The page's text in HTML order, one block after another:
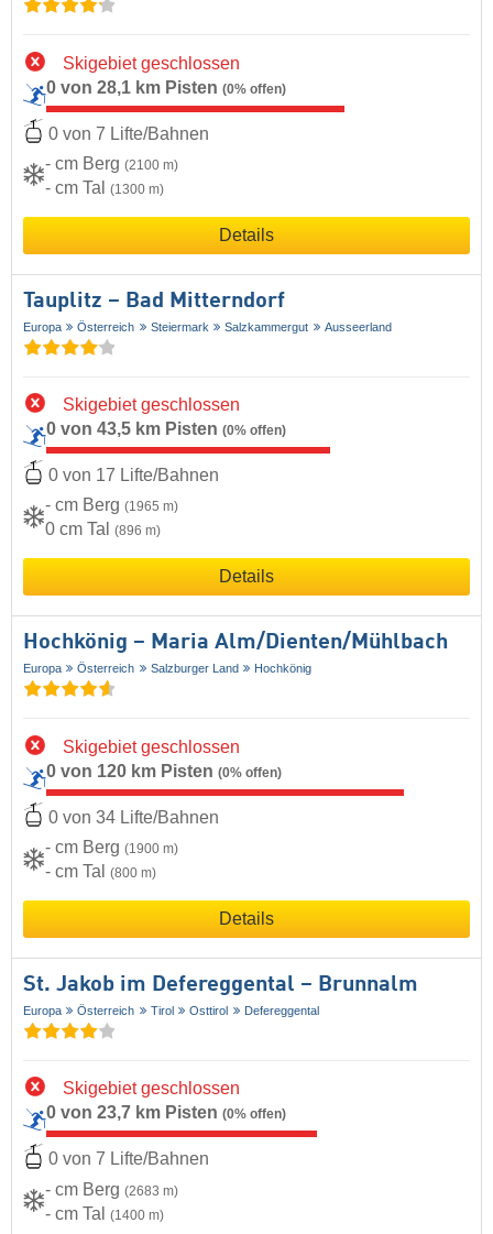
Skigebiet geschlossen
0 von 28,1 km Pisten (0% offen)
0 von 7 Lifte/Bahnen
- cm Berg (2100 m)
- cm Tal (1300 m)
Details
Tauplitz – Bad Mitterndorf
Europa Österreich Steiermark Salzkammergut Ausseerland
Skigebiet geschlossen
0 von 43,5 km Pisten (0% offen)
0 von 17 Lifte/Bahnen
- cm Berg (1965 m)
0 cm Tal (896 m)
Details
Hochkönig – Maria Alm/​Dienten/​Mühlbach
Europa Österreich Salzburger Land Hochkönig
Skigebiet geschlossen
0 von 120 km Pisten (0% offen)
0 von 34 Lifte/Bahnen
- cm Berg (1900 m)
- cm Tal (800 m)
Details
St. Jakob im Defereggental – Brunnalm
Europa Österreich Tirol Osttirol Defereggental
Skigebiet geschlossen
0 von 23,7 km Pisten (0% offen)
0 von 7 Lifte/Bahnen
- cm Berg (2683 m)
- cm Tal (1400 m)